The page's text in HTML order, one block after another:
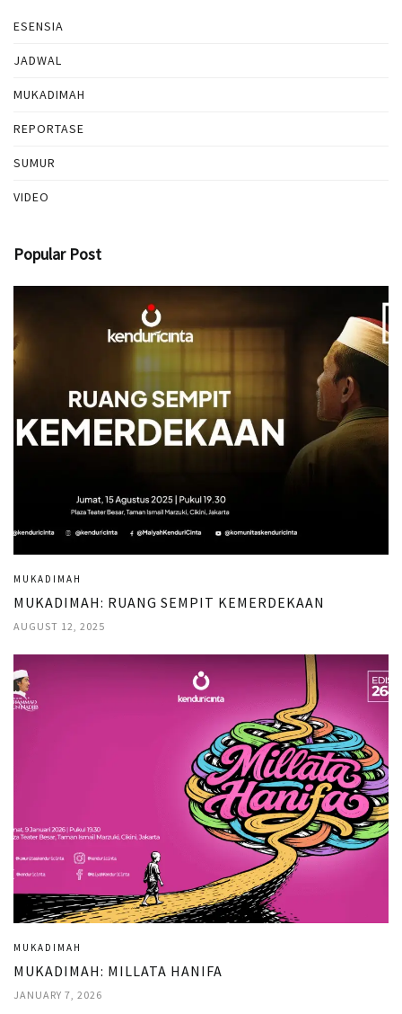
ESENSIA
JADWAL
MUKADIMAH
REPORTASE
SUMUR
VIDEO
Popular Post
MUKADIMAH
MUKADIMAH: RUANG SEMPIT KEMERDEKAAN
AUGUST 12, 2025
MUKADIMAH
MUKADIMAH: MILLATA HANIFA
JANUARY 7, 2026